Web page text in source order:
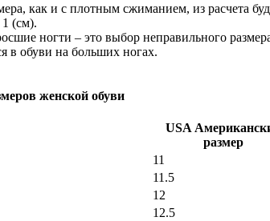
как и с плотным сжиманием, из расчета
1 (см).
ногти – это выбор неправильного
в обуви на больших ногах.
женской обуви
USA
размер
11
11.5
12
12.5